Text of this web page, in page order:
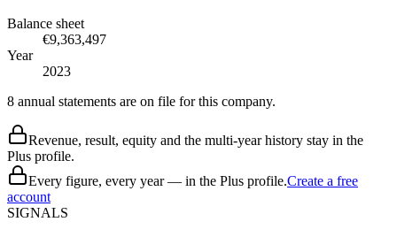
Balance sheet
€9,363,497
Year
2023
8 annual statements are on file for this company.
Revenue, result, equity and the multi-year history stay in the
Plus profile.
Every figure, every year — in the Plus profile.Create a free
account
SIGNALS